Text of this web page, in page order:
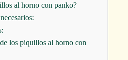
al horno con panko?
los piquillos al horno con